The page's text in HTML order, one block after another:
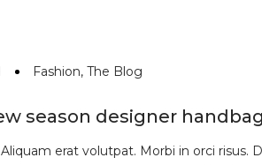
Fashion, The Blog
season designer
erat volutpat. Morbi in orci risus.